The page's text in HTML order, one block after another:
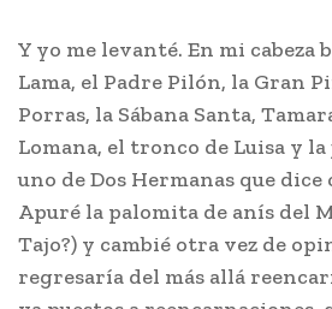
Y yo me levanté. En mi cabeza
Lama, el Padre Pilón, la Gran
Porras, la Sábana Santa,
Lomana, el tronco de Luisa y
uno de Dos Hermanas que
Apuré la palomita de anís del
Tajo?) y cambié otra vez de
regresaría del más allá